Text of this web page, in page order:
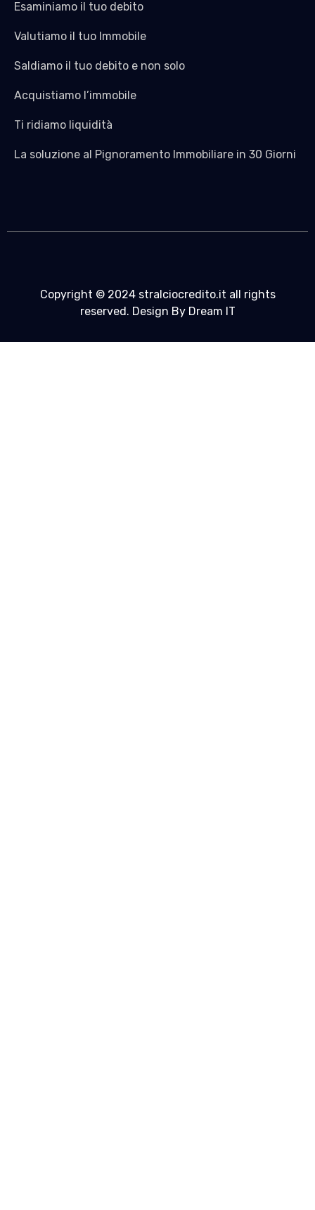
Esaminiamo il tuo debito
Valutiamo il tuo Immobile
Saldiamo il tuo debito e non solo
Acquistiamo l’immobile
Ti ridiamo liquidità
La soluzione al Pignoramento Immobiliare in 30 Giorni
Copyright © 2024 stralciocredito.it all rights
reserved. Design By Dream IT